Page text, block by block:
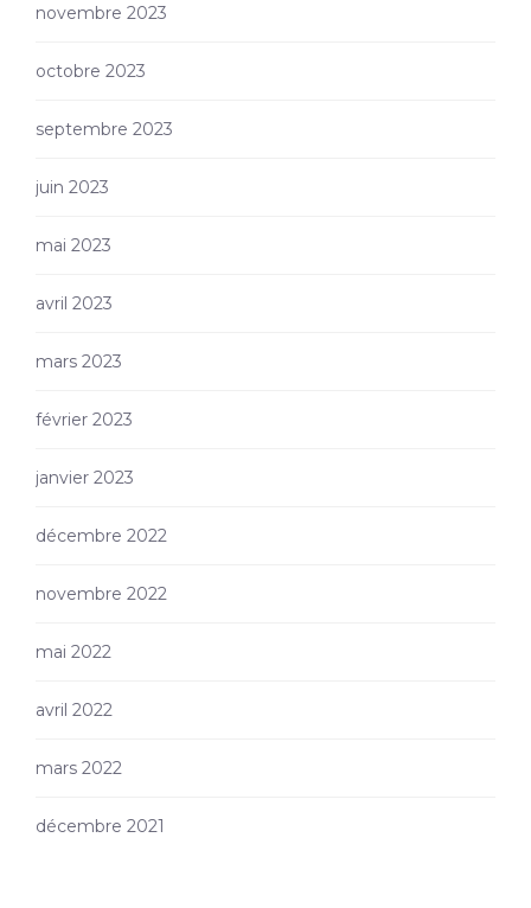
novembre 2023
octobre 2023
septembre 2023
juin 2023
mai 2023
avril 2023
mars 2023
février 2023
janvier 2023
décembre 2022
novembre 2022
mai 2022
avril 2022
mars 2022
décembre 2021